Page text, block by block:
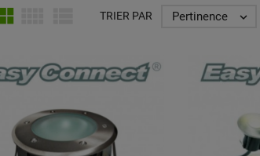
TRIER PAR Pertinence 